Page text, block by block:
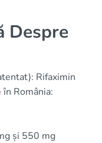
Despre
Rifaximin
România:
și 550 mg